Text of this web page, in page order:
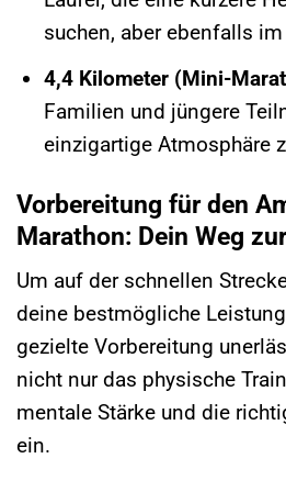
suchen, aber ebenfalls
4,4 Kilometer (Mini-
Familien und jüngere
einzigartige Atmosphäre
Vorbereitung für den
Marathon: Dein Weg
Um auf der schnellen
deine bestmögliche
gezielte Vorbereitung
nicht nur das physische
mentale Stärke und die
ein.